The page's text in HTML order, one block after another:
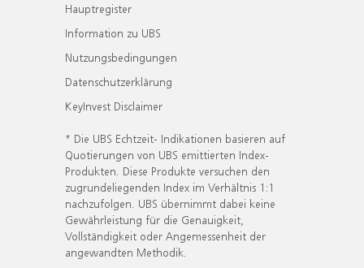
Hauptregister
Information zu UBS
Nutzungsbedingungen
Datenschutzerklärung
KeyInvest Disclaimer
* Die UBS Echtzeit- Indikationen basieren auf
Quotierungen von UBS emittierten Index-
Produkten. Diese Produkte versuchen den
zugrundeliegenden Index im Verhältnis 1:1
nachzufolgen. UBS übernimmt dabei keine
Gewährleistung für die Genauigkeit,
Vollständigkeit oder Angemessenheit der
angewandten Methodik.